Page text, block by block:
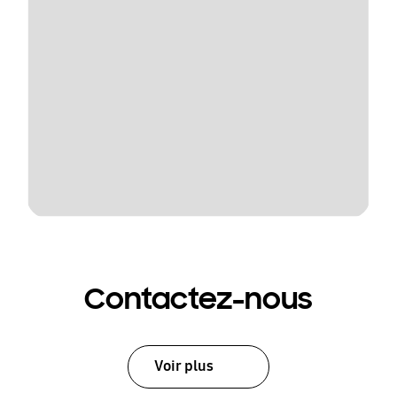
Contactez-nous
Voir plus